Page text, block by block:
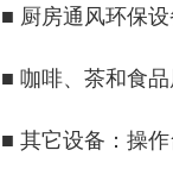
■ 厨房通风环保
■ 咖啡、茶和食
■ 其它设备：操